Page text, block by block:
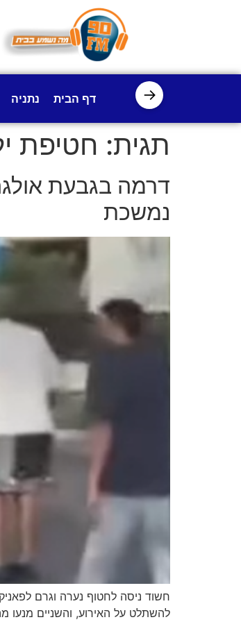
→ דף הבית נתניה
תגית: חטיפת
דרמה בגבעת
נמשכת
חשוד ניסה לחטוף נערה וגרם
להשתלט על האירוע, והשניים מנעו